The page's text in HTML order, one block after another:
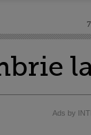
Ads by